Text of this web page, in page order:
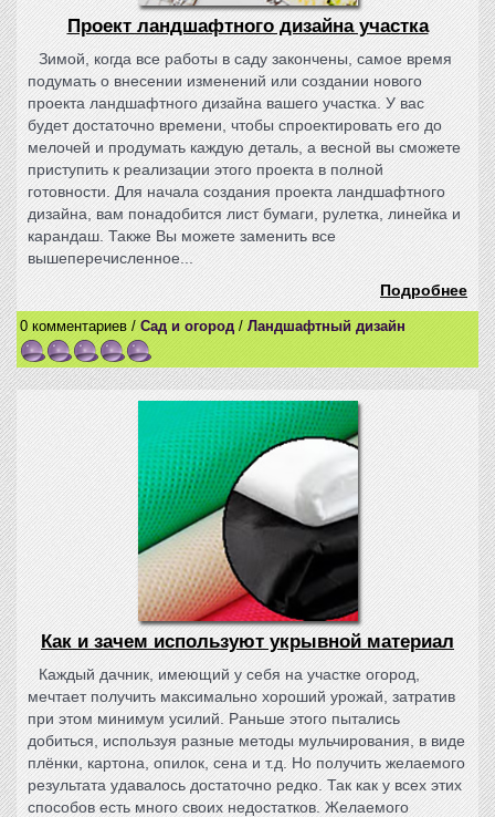
Проект ландшафтного дизайна участка
Зимой, когда все работы в саду закончены, самое время
подумать о внесении изменений или создании нового
проекта ландшафтного дизайна вашего участка. У вас
будет достаточно времени, чтобы спроектировать его до
мелочей и продумать каждую деталь, а весной вы сможете
приступить к реализации этого проекта в полной
готовности. Для начала создания проекта ландшафтного
дизайна, вам понадобится лист бумаги, рулетка, линейка и
карандаш. Также Вы можете заменить все
вышеперечисленное...
Подробнее
0 комментариев / Сад и огород / Ландшафтный дизайн
Как и зачем используют укрывной материал
Каждый дачник, имеющий у себя на участке огород,
мечтает получить максимально хороший урожай, затратив
при этом минимум усилий. Раньше этого пытались
добиться, используя разные методы мульчирования, в виде
плёнки, картона, опилок, сена и т.д. Но получить желаемого
результата удавалось достаточно редко. Так как у всех этих
способов есть много своих недостатков. Желаемого